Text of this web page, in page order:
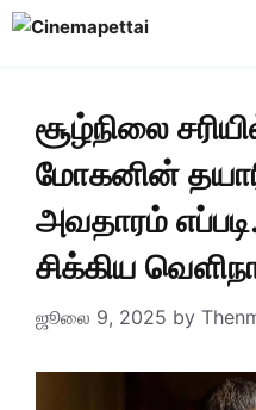
Skip
சூழ்நிலை
மோகனின்
அவதாரம்
சிக்கிய
ஜூலை 9, 2025 by